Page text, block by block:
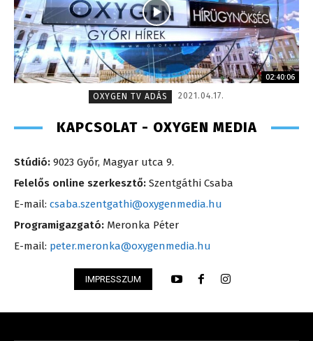
02:40:06
OXYGEN TV ADÁS
2021.04.17.
KAPCSOLAT - OXYGEN MEDIA
Stúdió: 9023 Győr, Magyar utca 9.
Felelős online szerkesztő: Szentgáthi Csaba
E-mail: csaba.szentgathi@oxygenmedia.hu
Programigazgató: Meronka Péter
E-mail: peter.meronka@oxygenmedia.hu
IMPRESSZUM